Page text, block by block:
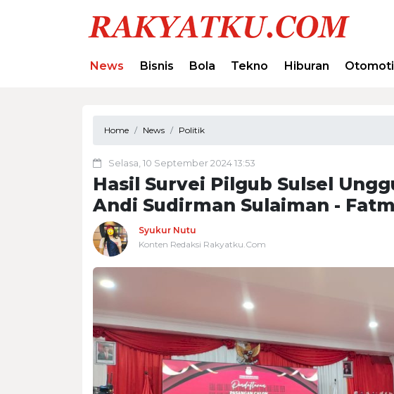
News Bisnis Bola Tekno Hiburan
Home News Politik
Selasa, 10 September 2024 13:53
Hasil Survei Pilgub Sulsel
Andi Sudirman Sulaiman -
Syukur Nutu
Konten Redaksi Rakyatku.Com